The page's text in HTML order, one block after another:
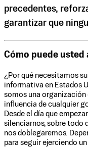
precedentes,
garantizar que
Cómo puede
¿Por qué necesitamos
informativa en Estados
somos una organización
influencia de cualquier
Desde el día que
silenciarnos, sobre todo
nos doblegaremos.
para seguir ejerciendo